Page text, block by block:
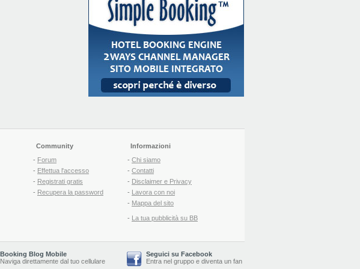
Community
- Forum
- Effettua l'accesso
- Registrati gratis
- Recupera la password
Informazioni
- Chi siamo
- Contatti
- Disclaimer e Privacy
- Lavora con noi
- Mappa del sito
- La tua pubblicità su BB
Booking Blog Mobile
Naviga direttamente dal tuo cellulare
Seguici su Facebook
Entra nel gruppo e diventa un fan